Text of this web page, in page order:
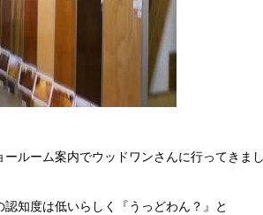
ールーム案内でウッドワンさんに行ってきまし
認知度は低いらしく『うっどわん？』と